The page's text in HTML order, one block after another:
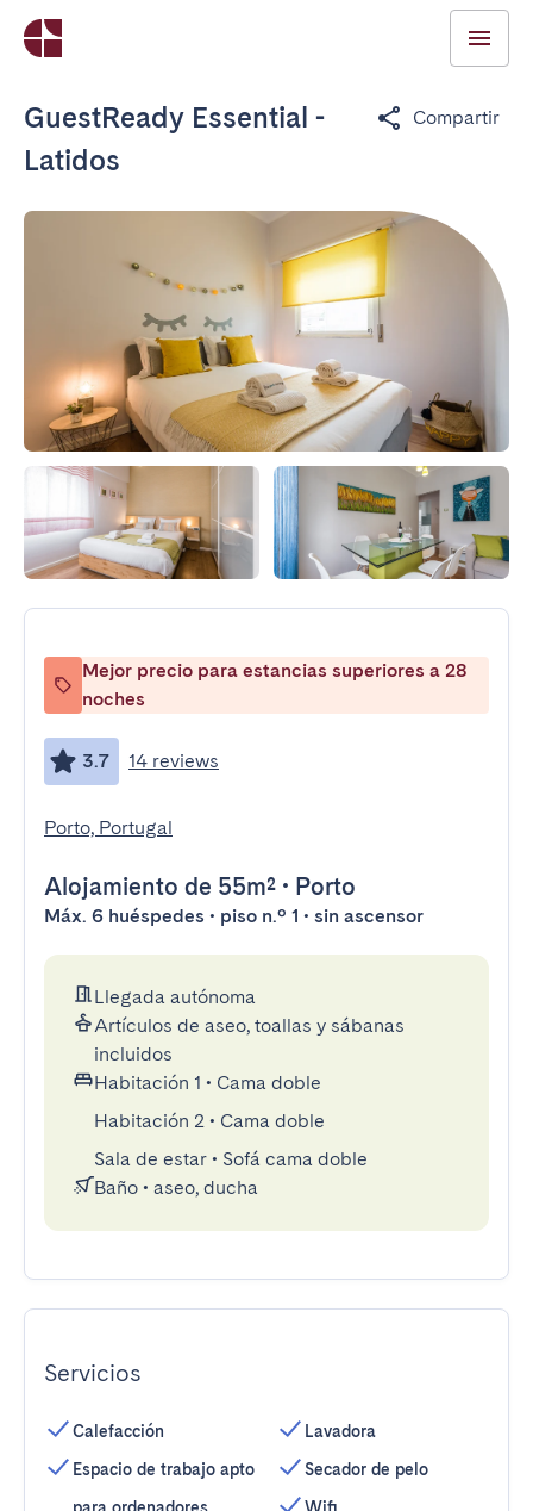
GuestReady Essential -
Latidos
Compartir
Mejor precio para estancias superiores a 28
noches
3.7 14 reviews
Porto, Portugal
Alojamiento de 55m² • Porto
Máx. 6 huéspedes • piso n.º 1 • sin ascensor
Llegada autónoma
Artículos de aseo, toallas y sábanas
incluidos
Habitación 1 • Cama doble
Habitación 2 • Cama doble
Sala de estar • Sofá cama doble
Baño • aseo, ducha
Servicios
Calefacción
Espacio de trabajo apto
Lavadora
Secador de pelo